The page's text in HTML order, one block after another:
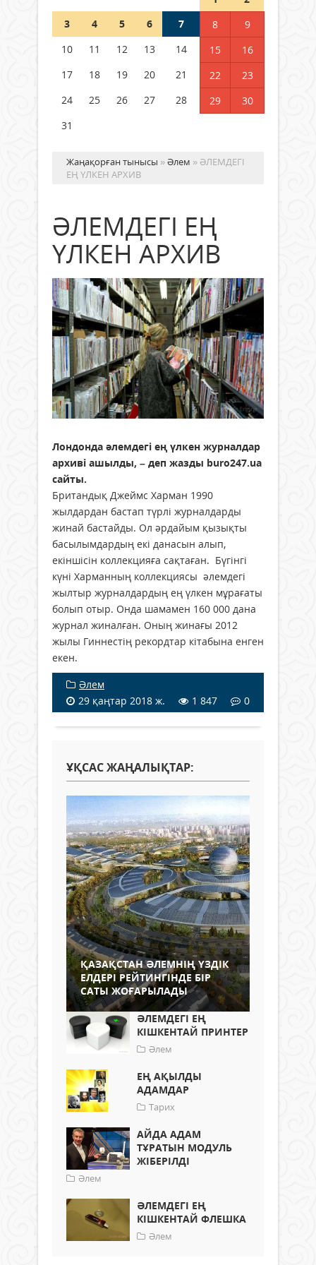
Германия аптап ыстыққа
бастады
04 тамыз 2026 ж.
3
4 5 6 7 8
9
10
11 12 13 14 15
16
17
18 19 20 21 22
23
24
25 26 27 28 29
30
31
Жаңақорған тынысы »Әлем » ӘЛЕМДЕГІ
ЕҢ ҮЛКЕН АРХИВ
ӘЛЕМДЕГІ ЕҢ
ҮЛКЕН АРХИВ
Лондонда әлемдегі ең үлкен журналдар
архиві ашылды, – деп жазды buro247.ua
сайты.
Британдық Джеймс Харман 1990
жылдардан бастап түрлі журналдарды
жинай бастайды. Ол әрдайым қызықты
басылымдардың екі данасын алып,
екіншісін коллекцияға сақтаған. Бүгінгі
күні Харманның коллекциясы әлемдегі
жылтыр журналдардың ең үлкен мұрағаты
болып отыр. Онда шамамен 160 000 дана
журнал жиналған. Оның жинағы 2012
жылы Гиннестің рекордтар кітабына енген
екен.
Әлем
29 қаңтар 2018 ж.
1 847 0
ҰҚСАС ЖАҢАЛЫҚТАР:
ҚАЗАҚСТАН ӘЛЕМНІҢ ҮЗДІК
ЕЛДЕРІ РЕЙТИНГІНДЕ БІР
САТЫ ЖОҒАРЫЛАДЫ
ӘЛЕМДЕГІ ЕҢ
КІШКЕНТАЙ ПРИНТЕР
Әлем
ЕҢ АҚЫЛДЫ
АДАМДАР
Тарих
АЙДА АДАМ
ТҰРАТЫН МОДУЛЬ
ЖІБЕРІЛДІ
Әлем
ӘЛЕМДЕГІ ЕҢ
КІШКЕНТАЙ ФЛЕШКА
Әлем